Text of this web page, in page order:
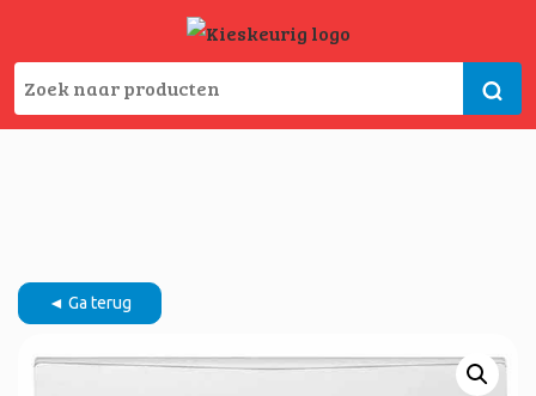
◄ Ga terug